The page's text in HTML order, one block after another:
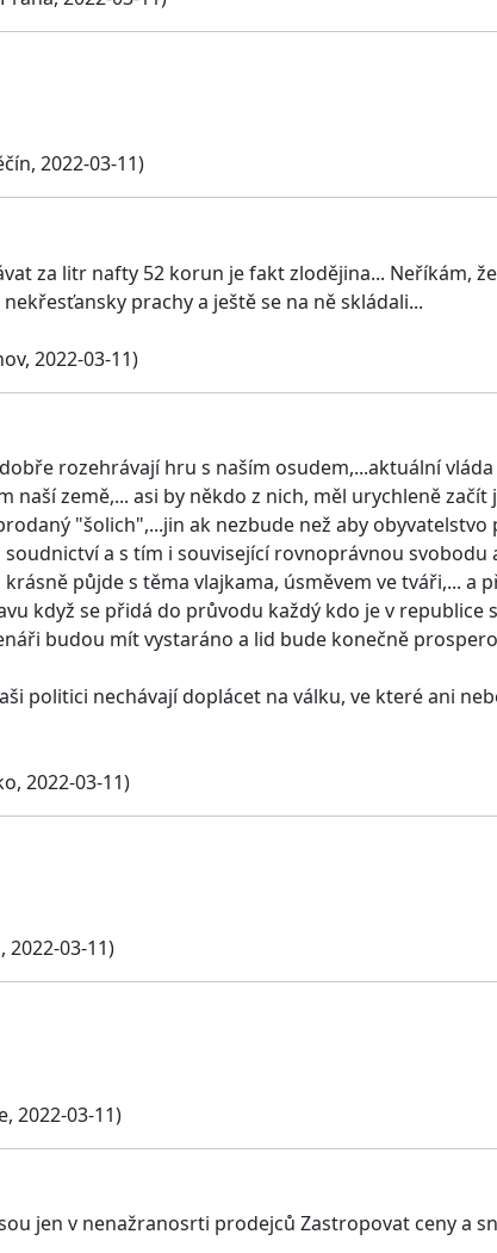
2022-03-11)
za litr nafty 52 korun je fakt zlodějina... Neříkám,
prachy a ještě se na ně skládali...
2022-03-11)
rozehrávají hru s naším osudem,...aktuální
naší země,... asi by někdo z nich, měl urychleně
"šolich",...jin ak nezbude než aby
a s tím i související rovnoprávnou
půjde s těma vlajkama, úsměvem ve tváři,... a
když se přidá do průvodu každý kdo je v
budou mít vystaráno a lid bude konečně
politici nechávají doplácet na válku, ve které ani
2022-03-11)
2022-03-11)
2022-03-11)
jen v nenažranosrti prodejců Zastropovat ceny a